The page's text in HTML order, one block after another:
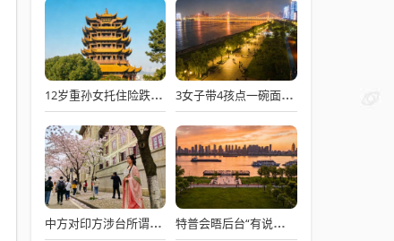
12岁重孙女托住险跌倒的92岁太爷爷 3女子带4孩点一碗面多次免费续面
中方对印方涉台所谓“澄清”感到意外 特普会晤后台“有说有笑”愉快交流